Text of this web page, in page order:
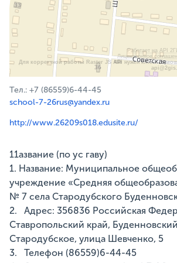
Работает на API
Лицензионное
Для корректной работы Raster JS API нужен ключ.
Тел.: +7 (86559)6-44-45
school-7-26rus@yandex.ru
http://www.26209s018.edusite.ru/
11азвание (по ус гаву)
1. Название: Муниципальное
учреждение «Средняя
№ 7 села Стародубского
2. Адрес: 356836 Российская
Ставропольский край,
Стародубское, улица Шевченко, 5
3. Телефон (86559)6-44-45